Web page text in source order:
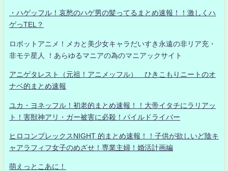
・ハゲッフル！哀愁のハゲ男の髪ってるまとめ速報！！激しくハ
ゲっTEL？
ロボットアニメ！メカと美少女キャラだいすき永遠の非リア充・
非モテ星人 ！あらゆるマニアの為のマニアックサイト
アニゲタレスト（元祖！アニメッフル） ひきこもりニートのオ
ナベ的まとめ速報
ユカ・ヨネッフル！初老的まとめ速報！！大帝イタチにラリアッ
ト！害獣神アリ・ガー被害に必殺！パイルドライバー
ヒロコンプレックスNIGHT 的まとめ速報！！子供が欲しいど陰キ
ャアラフィフ女子のめざせ！専業主婦！婚活計画編
萌えっとこあに！